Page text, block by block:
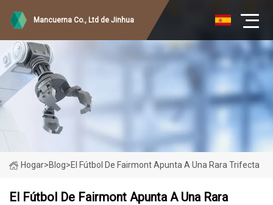
Mancuerna Co., Ltd de Jinhua
Hogar>Blog>El Fútbol De Fairmont Apunta A Una Rara Trifecta
El Fútbol De Fairmont Apunta A Una Rara